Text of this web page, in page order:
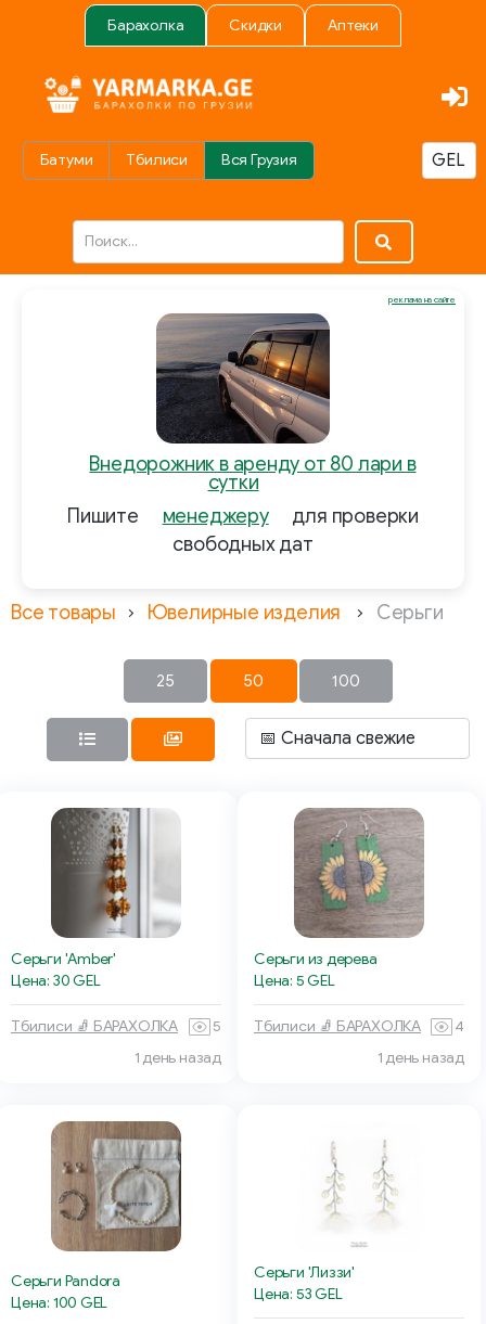
Барахолка Скидки Аптеки
Батуми Тбилиси Вся Грузия
Внедорожник в аренду от 80 лари в
сутки
Пишите
менеджеру
для проверки
свободных дат
реклама на сайте
Все товары Ювелирные изделия Серьги
25 50 100
Серьги 'Amber'
Цена: 30 GEL
Тбилиси 🧦 БАРАХОЛКА
5
1 день назад
Серьги из дерева
Цена: 5 GEL
Тбилиси 🧦 БАРАХОЛКА
4
1 день назад
Серьги Pandora
Цена: 100 GEL
Серьги 'Лиззи'
Цена: 53 GEL